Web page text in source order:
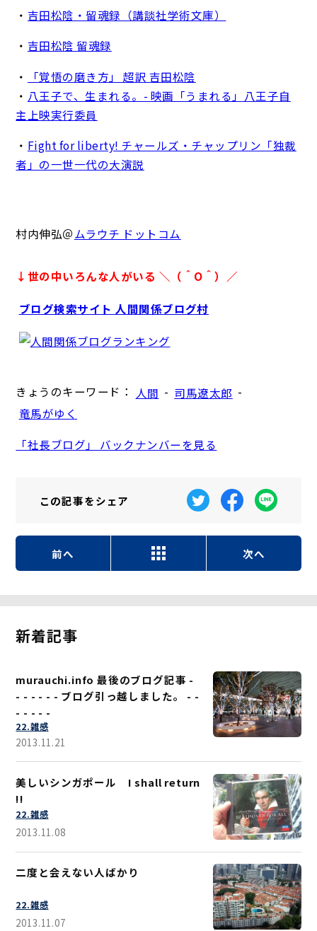
・ 吉田松陰・留魂録（講談社学術文庫）
・ 吉田松陰 留魂録
・
「覚悟の磨き方」 超訳 吉田松陰
・ 八王子で、生まれる。- 映画「うまれる」八王子自
主上映実行委員
・ Fight for liberty! チャールズ・チャップリン「独裁
者」の一世一代の大演説
村内伸弘＠ムラウチ ドットコム
↓世の中いろんな人がいる ＼（＾O＾）／
ブログ検索サイト 人間関係ブログ村
きょうのキーワード： 人間 - 司馬遼太郎 -
竜馬がゆく
「社長ブログ」 バックナンバーを見る
この記事をシェア
前へ 次へ
新着記事
murauchi.info 最後のブログ記事 -
- - - - - - ブログ引っ越しました。 - -
- - - - -
22.雑感
2013.11.21
美しいシンガポール I shall return
!!
22.雑感
2013.11.08
二度と会えない人ばかり
22.雑感
2013.11.07